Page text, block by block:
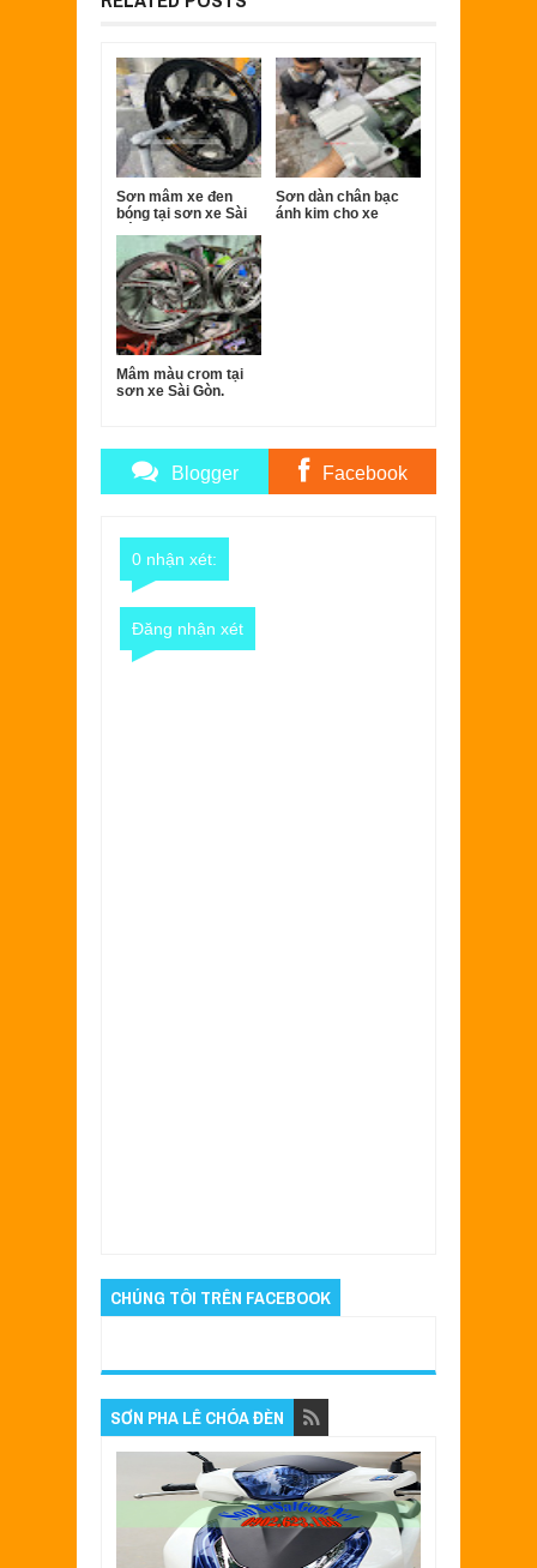
Sơn mâm xe đen
bóng tại sơn xe Sài
Sơn dàn chân bạc
ánh kim cho xe
Mâm màu crom tại
sơn xe Sài Gòn.
Blogger Facebook
0 nhận xét:
Đăng nhận xét
CHÚNG TÔI TRÊN FACEBOOK
SƠN PHA LÊ CHÓA ĐÈN